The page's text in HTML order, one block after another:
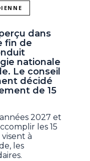
dans
fin de
nationale
Le conseil
décidé
de 15
2027 et
les 15
à
les